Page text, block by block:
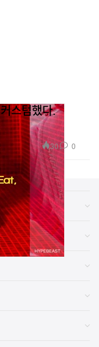
스텀했다.
30 0